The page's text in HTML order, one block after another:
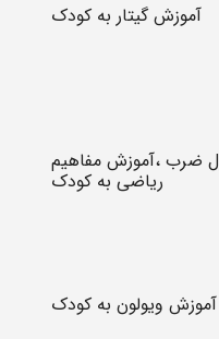
آموزش گیتار به کودک
ضرب ،آموزش مفاهیم
ریاضی به کودک
آموزش ویولون به کودک